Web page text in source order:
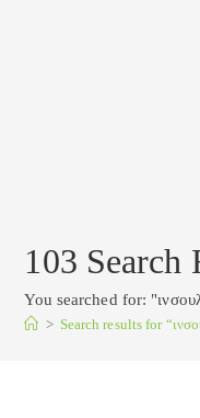
103 Search
You searched for:
> Search results for